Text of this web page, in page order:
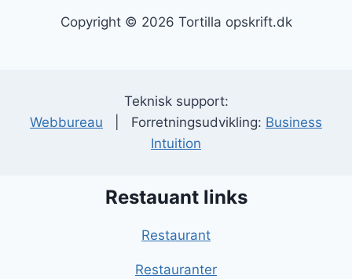
Copyright © 2026 Tortilla opskrift.dk
Teknisk support:
Webbureau | Forretningsudvikling: Business
Intuition
Restauant links
Restaurant
Restauranter